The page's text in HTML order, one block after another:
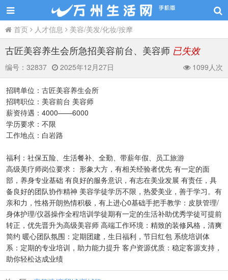
首页 人才信息 美容/美发/化妆/按摩
古匠美容养生会所急招美容前台、美容师 已失效
编号： 32837 2025年12月27日 1099人次
招聘单位：古匠美容养生会所
招聘职位：美容前台 美容师
薪资待遇：4000——6000
学历要求：不限
工作地点：白岩路
福利：社保五险、生活餐补、全勤、带薪年假、员工旅游
高级美疗师岗位要求： 形象大方，有相关经验者优先 有一定的面
部，养身专业基础 有良好的服务意识，有志在美业发展 有责任，具
备良好的团队协作精神 美容学徒学历不限，热爱美业，善于学习。有
亲和力，性格开朗热情积极，有上进心0基础手把手教学：皮肤管理/
身体护理/仪器操作全程培训学徒期有一定的生活补助优秀学徒可提前
转正，优先晋升为高级美容师 高端工作环境：精致的装修风格，清爽
简约 暖心团队氛围：定期团建，生日福利，节日红包 系统培训体
系：定期的专业培训，助力能力提升 客户资源优质：稳定客源支持，
助你轻松达成业绩